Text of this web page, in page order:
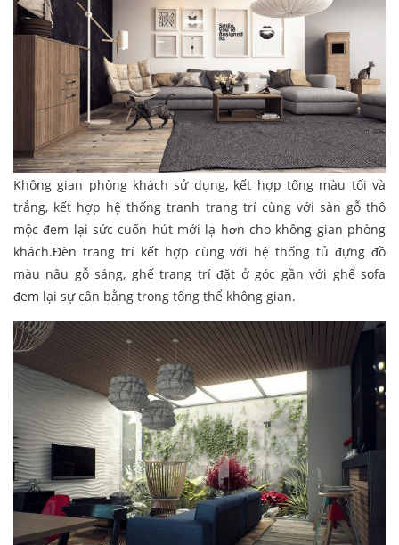
Không gian phòng khách sử dụng, kết hợp tông màu tối và
trắng, kết hợp hệ thống tranh trang trí cùng với sàn gỗ thô
mộc đem lại sức cuốn hút mới lạ hơn cho không gian phòng
khách.Đèn trang trí kết hợp cùng với hệ thống tủ đựng đồ
màu nâu gỗ sáng, ghế trang trí đặt ở góc gần với ghế sofa
đem lại sự cân bằng trong tổng thể không gian.